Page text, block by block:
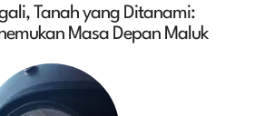
Tanah yang Ditanami:
Masa Depan Maluk